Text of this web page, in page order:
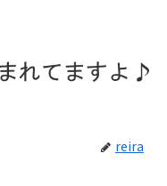
reira